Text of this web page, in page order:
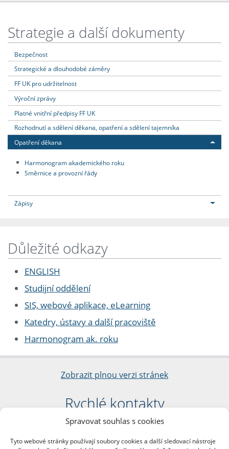
Spravovat souhlas s cookies
Tyto webové stránky používají soubory cookies a další sledovací nástroje
Strategie a další dokumenty
Bezpečnost
Strategické a dlouhodobé záměry
FF UK pro udržitelnost
Výroční zprávy
Platné vnitřní předpisy FF UK
Rozhodnutí a sdělení děkana, opatření a sdělení tajemníka
Opatření děkana
Harmonogram akademického roku
Směrnice a provozní řády
Zápisy
Důležité odkazy
ENGLISH
Studijní oddělení
SIS, webové aplikace, eLearning
Katedry, ústavy a další pracoviště
Harmonogram ak. roku
Zobrazit plnou verzi stránek
Rychlé kontakty
Filozofická fakulta
nám. Jana Palacha 1/2